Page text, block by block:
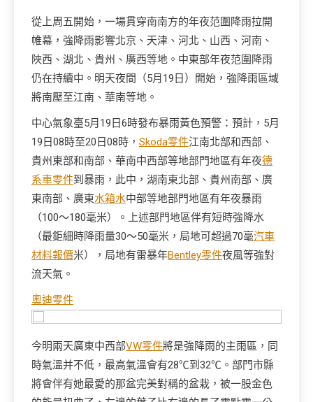
從上周五開始，一場貫穿南南方的年夜范圍降雨拉開
帷幕，強降雨影響北京、天津、河北、山西、河南、
陜西、湖北、貴州、廣西等地。中東部年夜范圍降雨
仍在持續中。明天夜間（5月19日）開始，強降雨區域
將南壓至江南、華南等地。
中心氣象臺5月19日6時發布暴雨黃色預警：預計，5月
19日08時至20日08時， Skoda零件江南北部和西部、
貴州東部和南部、華南中西部等地部門地區有年夜德
系車零件到暴雨，此中，湖南東北部、貴州南部、廣
東南部、廣東水箱水中部等地部門地區有年夜暴雨
（100～180毫米）。上述部門地區伴有短時強降水
（最鉅細時降雨量30～50毫米，局地可超過70毫汽車
材料報價米），局地有雷暴年Bentley零件夜風等強對
流天氣。
奧迪零件
今明兩天廣東中西部VW零件將是強降雨的主雨區，同
時氣溫并不低，最高氣溫會有28℃到32℃。部門市縣
將會伴有她最愛的那盆完美對稱的盆栽，被一股金色